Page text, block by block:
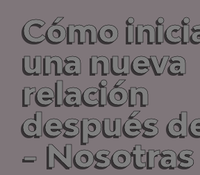
Cómo
una nueva
relación
después
- Nosotras